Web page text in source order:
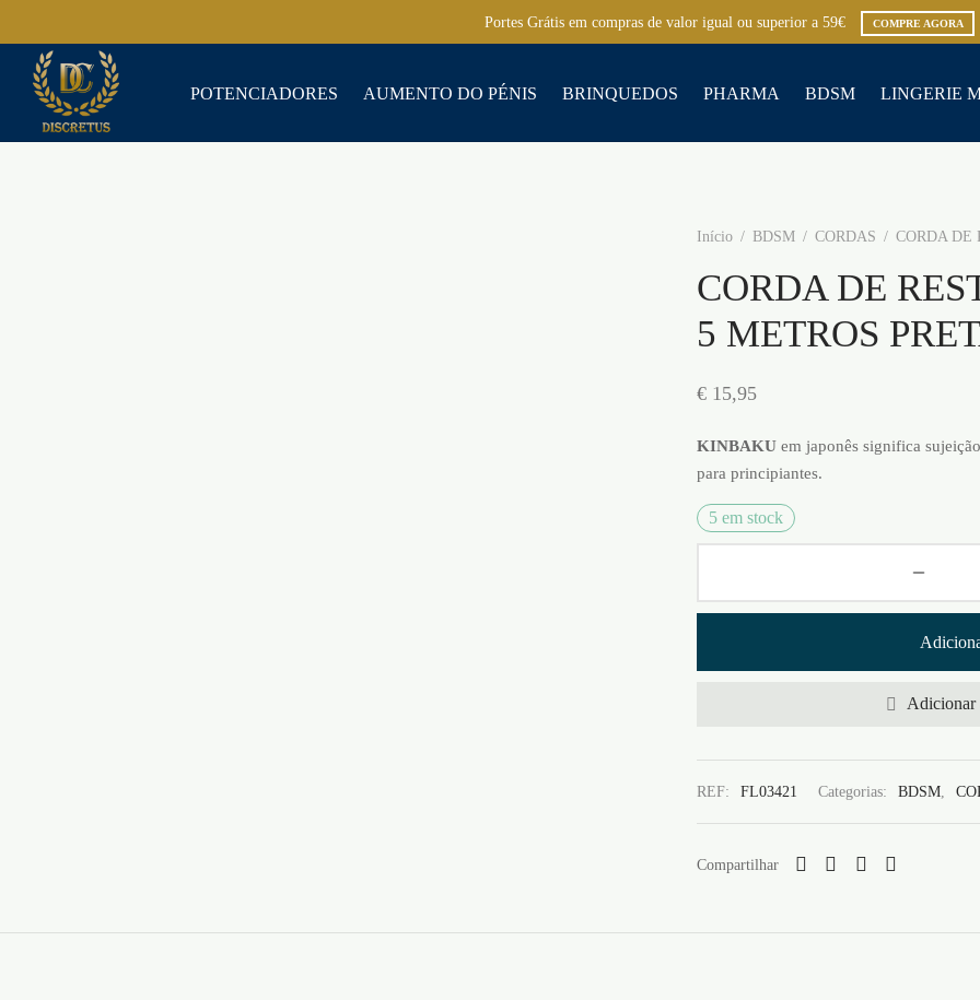
Portes Grátis em compras de valor igual ou superior a 59€ COMPRE AGORA
POTENCIADORES AUMENTO DO PÉNIS BRINQUEDOS PHARMA BDSM LINGERIE
Início / BDSM / CORDAS / CORDA DE
CORDA DE
5 METROS
€ 15,95
KINBAKU em japonês significa
para principiantes.
5 em stock
Adicionar
REF: FL03421 Categorias: BDSM
Compartilhar